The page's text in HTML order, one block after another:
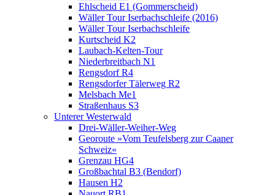
Ehlscheid E1 (Gommerscheid)
Wäller Tour Iserbachschleife (2016)
Wäller Tour Iserbachschleife
Kurtscheid K2
Laubach-Kelten-Tour
Niederbreitbach N1
Rengsdorf R4
Rengsdorfer Tälerweg R2
Melsbach Me1
Straßenhaus S3
Unterer Westerwald
Drei-Wäller-Weiher-Weg
Georoute »Vom Teufelsberg zur Caaner
Schweiz«
Grenzau HG4
Großbachtal B3 (Bendorf)
Hausen H2